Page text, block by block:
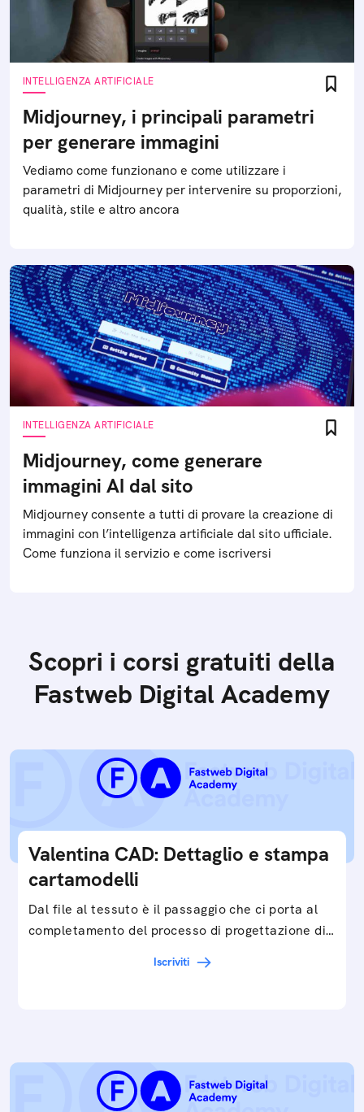
INTELLIGENZA ARTIFICIALE
Midjourney, i principali parametri
per generare immagini
Vediamo come funzionano e come utilizzare i
parametri di Midjourney per intervenire su proporzioni,
qualità, stile e altro ancora
INTELLIGENZA ARTIFICIALE
Midjourney, come generare
immagini AI dal sito
Midjourney consente a tutti di provare la creazione di
immagini con l’intelligenza artificiale dal sito ufficiale.
Come funziona il servizio e come iscriversi
Scopri i corsi gratuiti della
Fastweb Digital Academy
Valentina CAD: Dettaglio e stampa
cartamodelli
Dal file al tessuto è il passaggio che ci porta al
completamento del processo di progettazione di
Iscriviti